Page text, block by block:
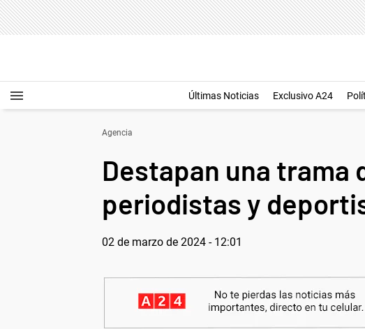
Últimas Noticias Exclusivo A24
Agencia
Destapan una
periodistas y
02 de marzo de 2024 - 12:01